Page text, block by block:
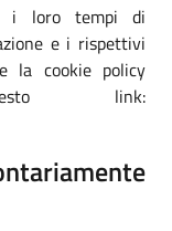
i loro tempi di
e i rispettivi
la cookie policy
link: